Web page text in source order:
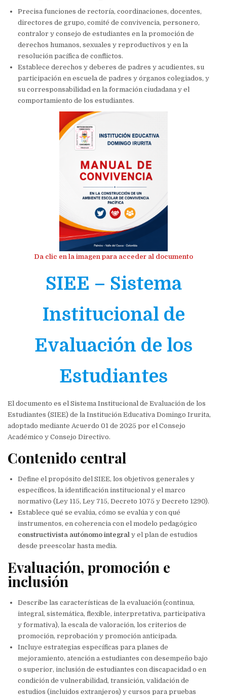
Precisa funciones de rectoría, coordinaciones, docentes,
directores de grupo, comité de convivencia, personero,
contralor y consejo de estudiantes en la promoción de
derechos humanos, sexuales y reproductivos y en la
resolución pacífica de conflictos.
Establece derechos y deberes de padres y acudientes, su
participación en escuela de padres y órganos colegiados, y
su corresponsabilidad en la formación ciudadana y el
comportamiento de los estudiantes.
Da clic en la imagen para acceder al documento
SIEE – Sistema
Institucional de
Evaluación de los
Estudiantes
El documento es el Sistema Institucional de Evaluación de los
Estudiantes (SIEE) de la Institución Educativa Domingo Irurita,
adoptado mediante Acuerdo 01 de 2025 por el Consejo
Académico y Consejo Directivo.
Contenido central
Define el propósito del SIEE, los objetivos generales y
específicos, la identificación institucional y el marco
normativo (Ley 115, Ley 715, Decreto 1075 y Decreto 1290).
Establece qué se evalúa, cómo se evalúa y con qué
instrumentos, en coherencia con el modelo pedagógico
constructivista autónomo integral y el plan de estudios
desde preescolar hasta media.
Evaluación, promoción e
inclusión
Describe las características de la evaluación (continua,
integral, sistemática, flexible, interpretativa, participativa
y formativa), la escala de valoración, los criterios de
promoción, reprobación y promoción anticipada.
Incluye estrategias específicas para planes de
mejoramiento, atención a estudiantes con desempeño bajo
o superior, inclusión de estudiantes con discapacidad o en
condición de vulnerabilidad, transición, validación de
estudios (incluidos extranjeros) y cursos para pruebas